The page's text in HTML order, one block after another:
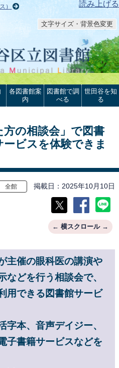
読み上げる
）
文字サイズ・背景色変更
各図書館案
内
図書館で調
べる
世田谷を知
る
方の相談会」で図書
ビスを体験できま
全館 掲載日 2025年10月10日
主催の眼科医の講演や
などを行う相談会で、
用できる図書館サービ
字本、音声デイジー、
子書籍サービスなどを